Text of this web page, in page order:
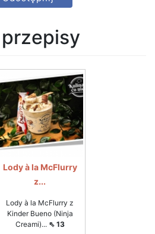
Lody à la McFlurry
z...
Lody à la McFlurry z
Kinder Bueno (Ninja
Creami)... ⇖ 13